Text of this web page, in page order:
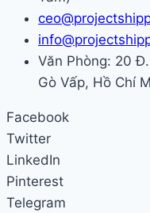
Văn Phòng: 20
Gò Vấp, Hồ Chí
Facebook
Twitter
LinkedIn
Pinterest
Telegram